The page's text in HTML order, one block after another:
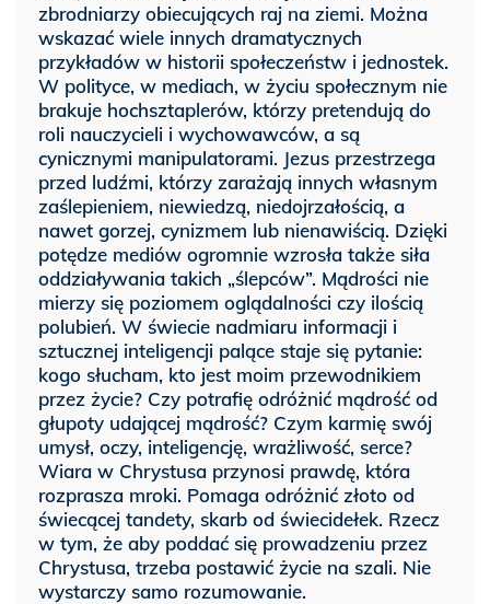
zbrodniarzy obiecujących raj na ziemi. Można
wskazać wiele innych dramatycznych
przykładów w historii społeczeństw i jednostek.
W polityce, w mediach, w życiu społecznym nie
brakuje hochsztaplerów, którzy pretendują do
roli nauczycieli i wychowawców, a są
cynicznymi manipulatorami. Jezus przestrzega
przed ludźmi, którzy zarażają innych własnym
zaślepieniem, niewiedzą, niedojrzałością, a
nawet gorzej, cynizmem lub nienawiścią. Dzięki
potędze mediów ogromnie wzrosła także siła
oddziaływania takich „ślepców”. Mądrości nie
mierzy się poziomem oglądalności czy ilością
polubień. W świecie nadmiaru informacji i
sztucznej inteligencji palące staje się pytanie:
kogo słucham, kto jest moim przewodnikiem
przez życie? Czy potrafię odróżnić mądrość od
głupoty udającej mądrość? Czym karmię swój
umysł, oczy, inteligencję, wrażliwość, serce?
Wiara w Chrystusa przynosi prawdę, która
rozprasza mroki. Pomaga odróżnić złoto od
świecącej tandety, skarb od świecidełek. Rzecz
w tym, że aby poddać się prowadzeniu przez
Chrystusa, trzeba postawić życie na szali. Nie
wystarczy samo rozumowanie.